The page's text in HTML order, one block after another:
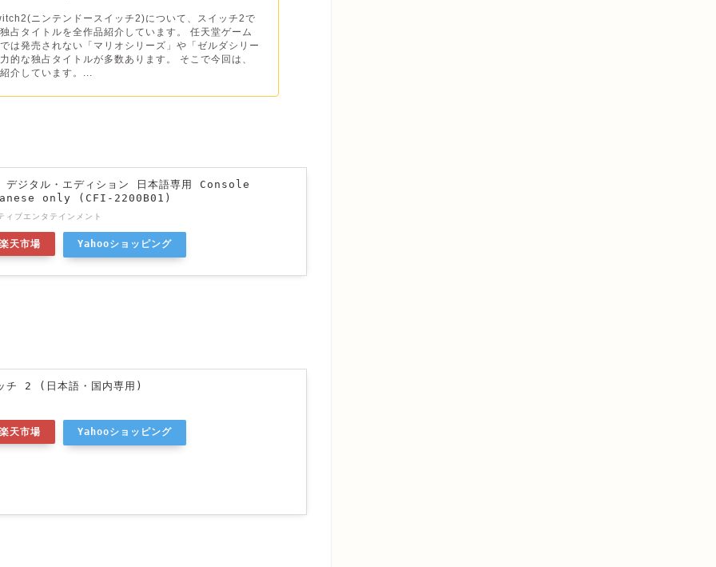
ニンテンドースイッチ2)について、スイッチ2で
占タイトルを全作品紹介しています。 任天堂ゲーム
は発売されない「マリオシリーズ」や「ゼルダシリー
的な独占タイトルが多数あります。 そこで今回は、
介しています。...
タル・エディション 日本語専用 Console
only (CFI-2200B01)
ィブエンタテインメント
楽天市場 Yahooショッピング
チ 2 (日本語・国内専用)
楽天市場 Yahooショッピング